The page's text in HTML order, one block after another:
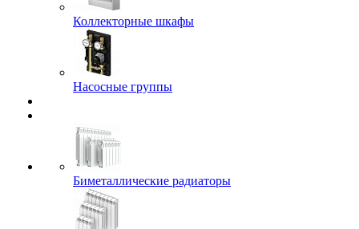
Коллекторные шкафы
Насосные группы
Биметаллические радиаторы